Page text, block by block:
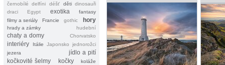
černobílé
delfíni déšť děti dinosauři
draci
Egypt exotika
fantasy
filmy a seriály
Francie gothic hory
hrady a zámky hudební
chaty a domy Chorvatsko
interiéry Itálie Japonsko
jednorožci
jezera
jídlo a pití
kočkovité šelmy
kočky
koláže